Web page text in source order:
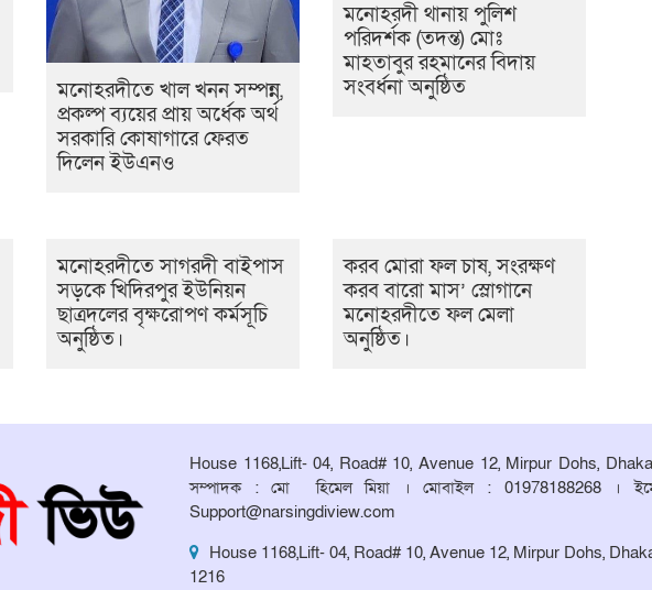
মনোহরদীতে খাল খনন সম্পন্ন,
প্রকল্প ব্যয়ের প্রায় অর্ধেক অর্থ
সরকারি কোষাগারে ফেরত
দিলেন ইউএনও
মনোহরদী থানায় পুলিশ
পরিদর্শক (তদন্ত) মোঃ
মাহতাবুর রহমানের বিদায়
সংবর্ধনা অনুষ্ঠিত
মনোহরদীতে সাগরদী বাইপাস
সড়কে খিদিরপুর ইউনিয়ন
ছাত্রদলের বৃক্ষরোপণ কর্মসূচি
অনুষ্ঠিত।
করব মোরা ফল চাষ, সংরক্ষণ
করব বারো মাস’ স্লোগানে
মনোহরদীতে ফল মেলা
অনুষ্ঠিত।
House 1168,Lift- 04, Road# 10, Avenue 12, Mirpur Dohs,
সম্পাদক : মো হিমেল মিয়া । মোবাইল : 01978188268 ।
Support@narsingdiview.com
House 1168,Lift- 04, Road# 10, Avenue 12, Mirpur Dohs,
1216